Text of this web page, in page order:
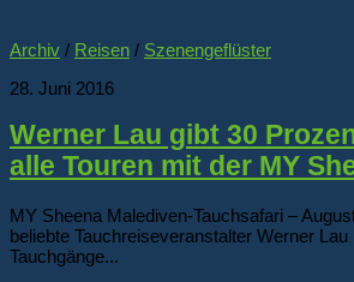
Archiv / Reisen / Szenengeflüster
28. Juni 2016
Werner Lau gibt 30
alle Touren mit der MY
MY Sheena Malediven-Tauchsafari –
beliebte Tauchreiseveranstalter Werner
Tauchgänge...